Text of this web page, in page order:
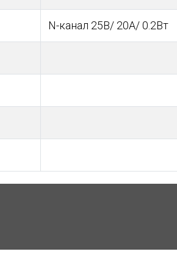
N-канал 25В/ 20А/ 0.2Вт